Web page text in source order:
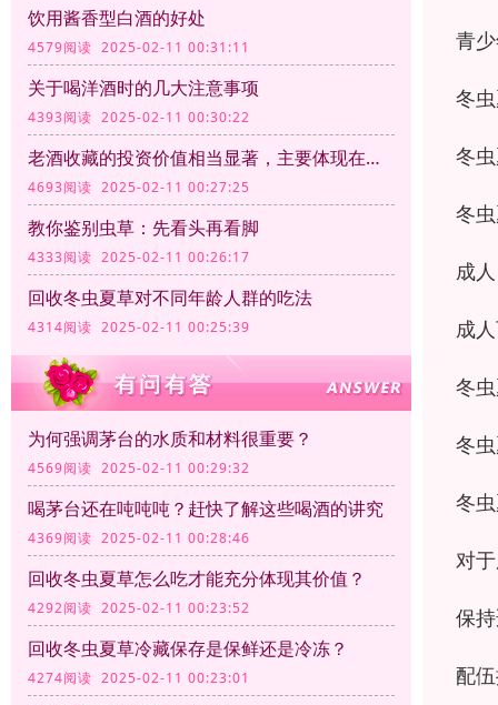
饮用酱香型白酒的好处
4579阅读 2025-02-11 00:31:11
关于喝洋酒时的几大注意事项
4393阅读 2025-02-11 00:30:22
老酒收藏的投资价值相当显著，主要体现在以下几个方面
4693阅读 2025-02-11 00:27:25
教你鉴别虫草：先看头再看脚
4333阅读 2025-02-11 00:26:17
回收冬虫夏草对不同年龄人群的吃法
4314阅读 2025-02-11 00:25:39
为何强调茅台的水质和材料很重要？
4569阅读 2025-02-11 00:29:32
喝茅台还在吨吨吨？赶快了解这些喝酒的讲究
4369阅读 2025-02-11 00:28:46
回收冬虫夏草怎么吃才能充分体现其价值？
4292阅读 2025-02-11 00:23:52
回收冬虫夏草冷藏保存是保鲜还是冷冻？
4274阅读 2025-02-11 00:23:01
青
冬
冬
冬
成
成
冬
冬
冬
对
保
配